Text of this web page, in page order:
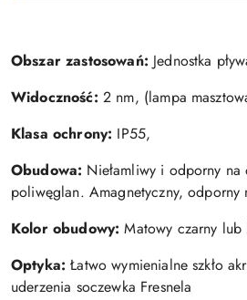
Obszar zastosowań: Jednostka
Widoczność: 2 nm, (lampa
Klasa ochrony: IP55,
Obudowa: Niełamliwy i odporny na
poliwęglan. Amagnetyczny, odporny
Kolor obudowy:Matowy czarny lub
Optyka:Łatwo wymienialne szkło
uderzenia soczewka Fresnela